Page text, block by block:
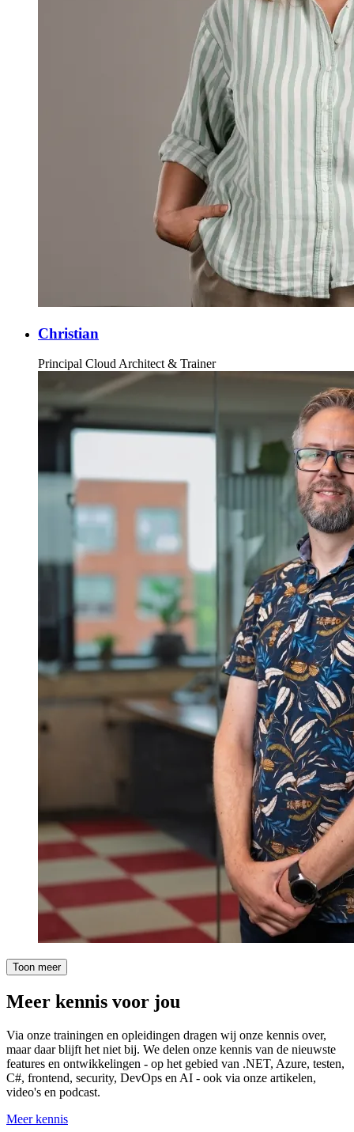
Christian
Principal Cloud Architect & Trainer
Toon meer
Meer kennis voor jou
Via onze trainingen en opleidingen dragen wij onze kennis over,
maar daar blijft het niet bij. We delen onze kennis van de nieuwste
features en ontwikkelingen - op het gebied van .NET, Azure, testen,
C#, frontend, security, DevOps en AI - ook via onze artikelen,
video's en podcast.
Meer kennis